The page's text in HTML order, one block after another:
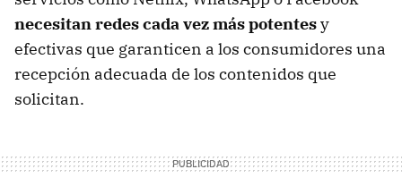
necesitan redes cada vez más potentesy
efectivas que garanticen a los consumidores una
recepción adecuada de los contenidos que
solicitan.